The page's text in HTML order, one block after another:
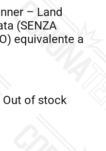
– Land
(SENZA
equivalente a
Out of stock